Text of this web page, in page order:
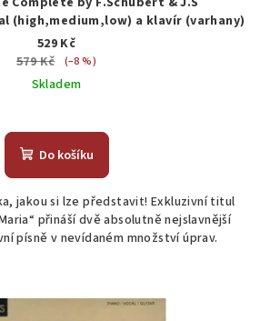
(high,medium,low) a klavír (varhany)
529 Kč
579 Kč
(–8 %)
Skladem
Do košíku
jakou si lze představit! Exkluzivní titul
přináší dvě absolutně nejslavnější
písně v nevídaném množství úprav.